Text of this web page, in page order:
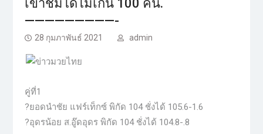
เข้าชมได้ไม่เกิน 100 คน.
—————————-
28 กุมภาพันธ์ 2021 admin
คู่ที่1
?ยอดนำชัย แฟร์เท็กซ์ พิกัด 104 ชั่งได้ 105.6-1.6
?อุดรน้อย ส.อู๊ดอุดร พิกัด 104 ชั่งได้ 104.8-.8